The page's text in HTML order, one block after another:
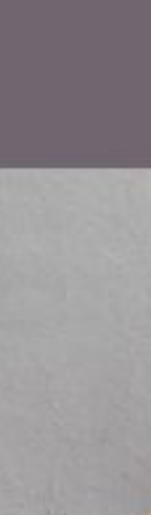
lämnar ut känslig
externt utan även
generativa AI-
konton som kringgår
allvarliga risker,
När dessa data
är AI:s
kontextbaserade
företagsinformation
hypotetiskt.
frågor,
den potentiella
bortom
AI-lösningar.
Statkraft förenar